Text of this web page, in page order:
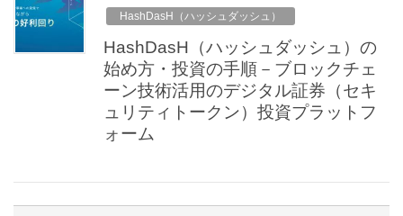
HashDasH（ハッシュダッシュ）
HashDasH（ハッシュダッシュ）の
始め方・投資の手順－ブロックチェ
ーン技術活用のデジタル証券（セキ
ュリティトークン）投資プラットフ
ォーム